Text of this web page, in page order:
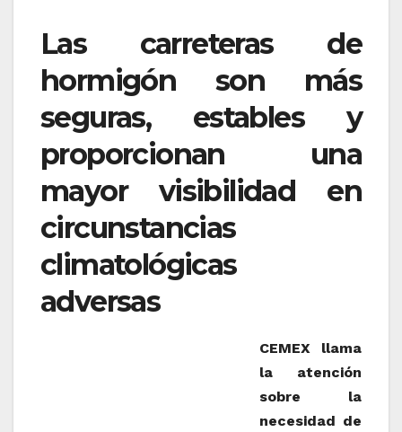
Las carreteras de
hormigón son más
seguras, estables y
proporcionan una
mayor visibilidad en
circunstancias
climatológicas
adversas
CEMEX llama
la atención
sobre la
necesidad de